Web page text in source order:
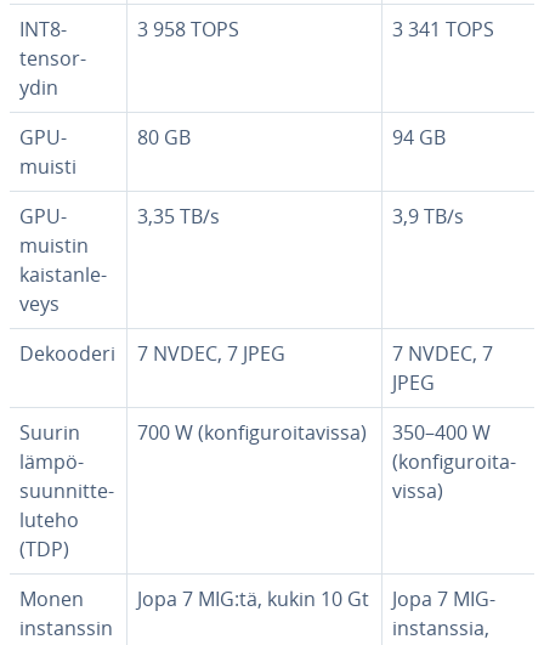
INT8-
tensor-
ydin
3 958 TOPS 3 341 TOPS
GPU-
muisti
80 GB 94 GB
GPU-
muistin
kais­tan­le­
veys
3,35 TB/s 3,9 TB/s
Dekooderi 7 NVDEC, 7 JPEG
7 NVDEC, 7
JPEG
Suurin
läm­pö­
suun­nit­te­
lu­te­ho
(TDP)
700 W (kon­fi­gu­roi­ta­vis­sa)
350–400 W
(kon­fi­gu­roi­ta­
vis­sa)
Monen
ins­tans­sin
Jopa 7 MIG:tä, kukin 10 Gt
Jopa 7 MIG-
ins­tans­sia,